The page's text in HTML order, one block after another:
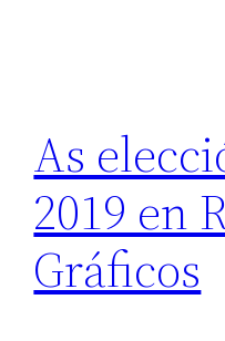
As
2019 en
Gráficos